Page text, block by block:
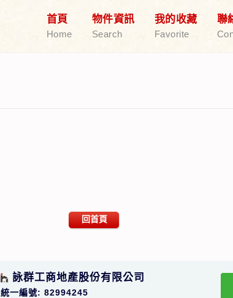
首頁
Home
物件資訊
Search
我的收藏
Favorite
聯
回首頁
詠群工商地產股份有限公司
統一編號: 82994245